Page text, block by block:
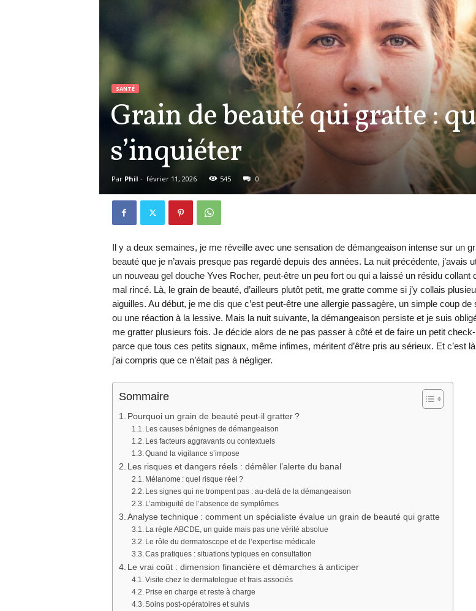
SANTÉ
Grain de beauté qui gratte :
s’inquiéter
Par Phil - février 11, 2026 545 0
Il y a deux semaines, je me réveille avec une sensation de démangeaison intense sur un
beauté que je n’avais presque pas regardé depuis des années. La nuit précédente, j’avais
un nouveau gel douche Yves Rocher, peut-être un peu fort ou qui a laissé un résidu collant
mal rincé. Là, le grain de beauté, d’ailleurs plutôt petit, me gratte comme si j’y collais
aiguilles. Au début, je me dis que c’est peut-être une allergie passagère, un simple coup de
ou une réaction à la lessive. Mais la nuit suivante, la démangeaison persiste et je suis
me gratter plusieurs fois. Je décide alors de ne pas passer à côté et de faire un petit
parce que tous ces petits signaux, même infimes, méritent d’être pris au sérieux. Et c’est
j’ai compris que ce n’était pas à négliger.
Sommaire
Pourquoi un grain de beauté peut-il gratter ?
Les causes bénignes de démangeaison
Les facteurs aggravants ou contextuels
Quand la vigilance s’impose
Les risques et dangers réels : démêler l’alerte du banal
Mélanome : quel risque réel ?
Les signes qui ne trompent pas : au-delà de la démangeaison
L’ambiguïté de l’absence de symptômes
Analyse technique : comment un spécialiste évalue un grain de beauté qui gratte
La règle ABCDE, un guide mais pas une vérité absolue
Le rôle du dermatoscope et de l’expertise médicale
Cas pratiques : situations typiques en consultation
Le vrai coût : dimension financière et démarches à anticiper
Visite chez le dermatologue et frais associés
Prise en charge et reste à charge
Soins post-opératoires et suivis